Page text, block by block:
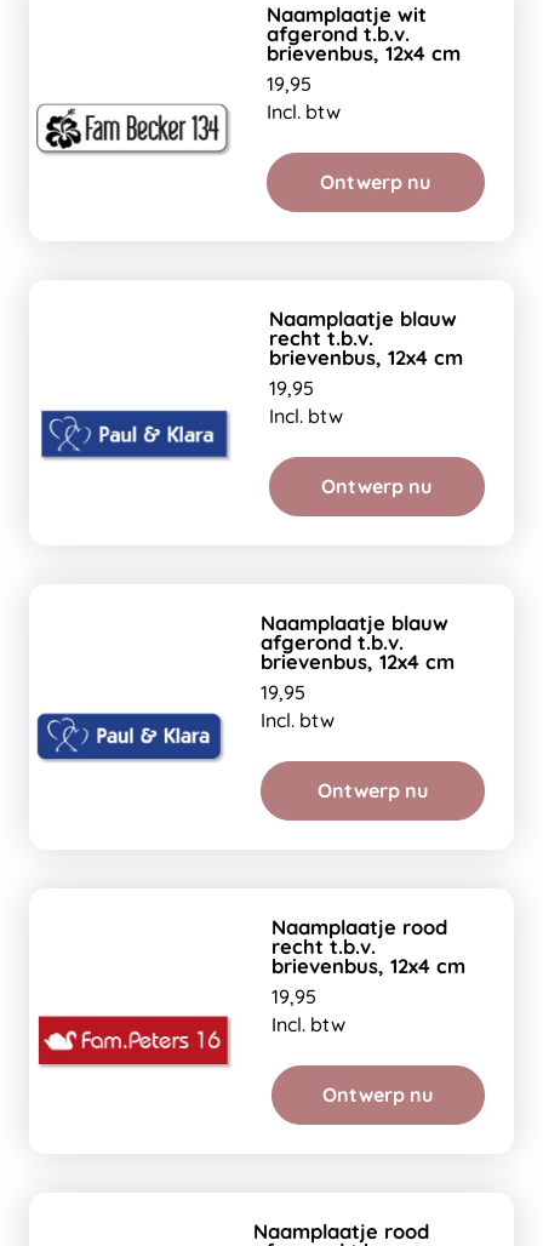
Naamplaatje wit
afgerond t.b.v.
brievenbus, 12x4 cm
19,95
Incl. btw
Ontwerp nu
Naamplaatje blauw
recht t.b.v.
brievenbus, 12x4 cm
19,95
Incl. btw
Ontwerp nu
Naamplaatje blauw
afgerond t.b.v.
brievenbus, 12x4 cm
19,95
Incl. btw
Ontwerp nu
Naamplaatje rood
recht t.b.v.
brievenbus, 12x4 cm
19,95
Incl. btw
Ontwerp nu
Naamplaatje rood